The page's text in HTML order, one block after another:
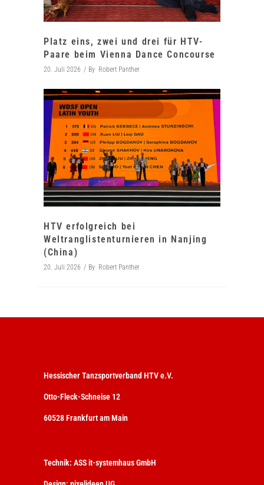
Platz eins, zwei und drei für HTV-
Paare beim Vienna Dance Concourse
20. Juli 2026 By Robert Panther
HTV erfolgreich bei
Weltranglistenturnieren in Nanjing
(China)
20. Juli 2026 By Robert Panther
Hessischer Tanzsportverband HTV e.V.
Otto-Fleck-Schneise 12
60528 Frankfurt am Main
Technik: ASS it-systemhaus GmbH